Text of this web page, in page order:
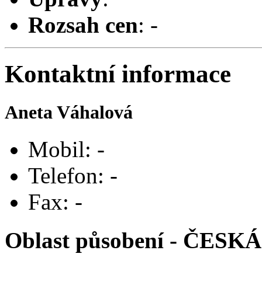
Rozsah cen: -
Kontaktní informace
Aneta Váhalová
Mobil: -
Telefon: -
Fax: -
Oblast působení -